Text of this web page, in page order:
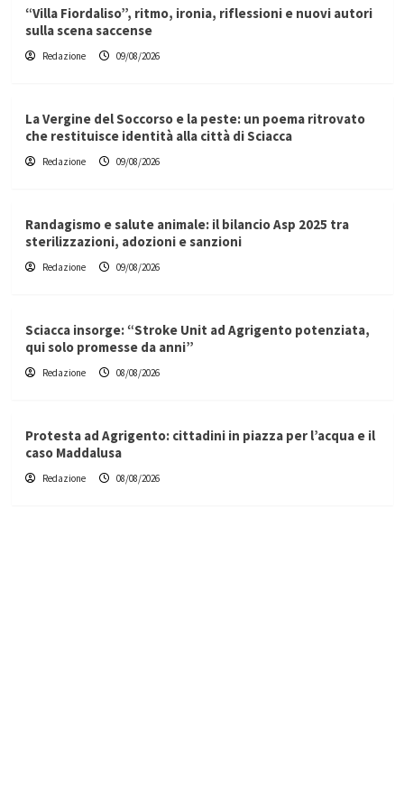
“Villa Fiordaliso”, ritmo, ironia, riflessioni e nuovi autori
sulla scena saccense
Redazione 09/08/2026
La Vergine del Soccorso e la peste: un poema ritrovato
che restituisce identità alla città di Sciacca
Redazione 09/08/2026
Randagismo e salute animale: il bilancio Asp 2025 tra
sterilizzazioni, adozioni e sanzioni
Redazione 09/08/2026
Sciacca insorge: “Stroke Unit ad Agrigento potenziata,
qui solo promesse da anni”
Redazione 08/08/2026
Protesta ad Agrigento: cittadini in piazza per l’acqua e il
caso Maddalusa
Redazione 08/08/2026